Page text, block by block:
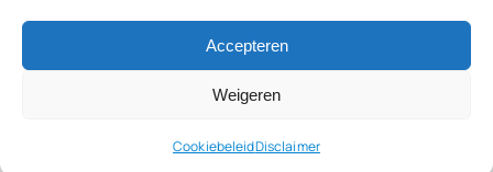
Accepteren
Weigeren
CookiebeleidDisclaimer
Terug naar boven